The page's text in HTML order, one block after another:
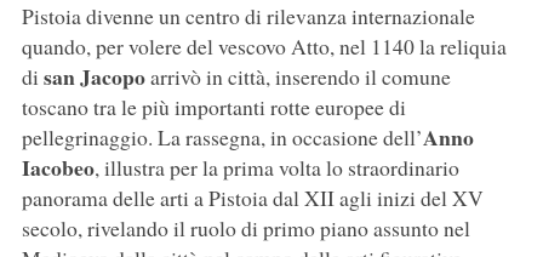
Pistoia divenne un centro di rilevanza internazionale
quando, per volere del vescovo Atto, nel 1140 la reliquia
di san Jacopoarrivò in città, inserendo il comune
toscano tra le più importanti rotte europee di
pellegrinaggio. La rassegna, in occasione dell’Anno
Iacobeo, illustra per la prima volta lo straordinario
panorama delle arti a Pistoia dal XII agli inizi del XV
secolo, rivelando il ruolo di primo piano assunto nel